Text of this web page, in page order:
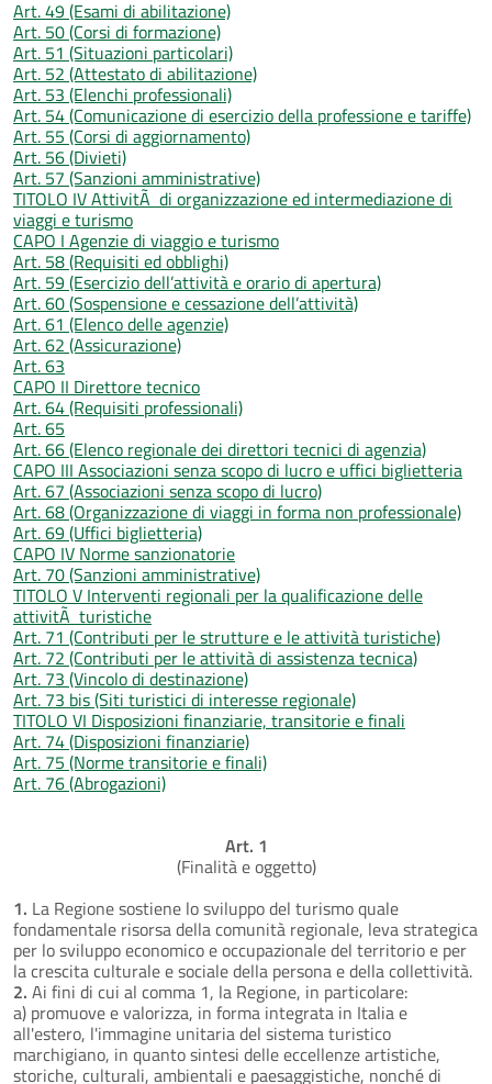
Art. 49 (Esami di abilitazione)
Art. 50 (Corsi di formazione)
Art. 51 (Situazioni particolari)
Art. 52 (Attestato di abilitazione)
Art. 53 (Elenchi professionali)
Art. 54 (Comunicazione di esercizio della professione e tariffe)
Art. 55 (Corsi di aggiornamento)
Art. 56 (Divieti)
Art. 57 (Sanzioni amministrative)
TITOLO IV AttivitÃ di organizzazione ed intermediazione di
viaggi e turismo
CAPO I Agenzie di viaggio e turismo
Art. 58 (Requisiti ed obblighi)
Art. 59 (Esercizio dell’attività e orario di apertura)
Art. 60 (Sospensione e cessazione dell’attività)
Art. 61 (Elenco delle agenzie)
Art. 62 (Assicurazione)
Art. 63
CAPO II Direttore tecnico
Art. 64 (Requisiti professionali)
Art. 65
Art. 66 (Elenco regionale dei direttori tecnici di agenzia)
CAPO III Associazioni senza scopo di lucro e uffici biglietteria
Art. 67 (Associazioni senza scopo di lucro)
Art. 68 (Organizzazione di viaggi in forma non professionale)
Art. 69 (Uffici biglietteria)
CAPO IV Norme sanzionatorie
Art. 70 (Sanzioni amministrative)
TITOLO V Interventi regionali per la qualificazione delle
attivitÃ turistiche
Art. 71 (Contributi per le strutture e le attività turistiche)
Art. 72 (Contributi per le attività di assistenza tecnica)
Art. 73 (Vincolo di destinazione)
Art. 73 bis (Siti turistici di interesse regionale)
TITOLO VI Disposizioni finanziarie, transitorie e finali
Art. 74 (Disposizioni finanziarie)
Art. 75 (Norme transitorie e finali)
Art. 76 (Abrogazioni)
Art. 1
(Finalità e oggetto)
1. La Regione sostiene lo sviluppo del turismo quale
fondamentale risorsa della comunità regionale, leva strategica
per lo sviluppo economico e occupazionale del territorio e per
la crescita culturale e sociale della persona e della collettività.
2. Ai fini di cui al comma 1, la Regione, in particolare:
a) promuove e valorizza, in forma integrata in Italia e
all'estero, l'immagine unitaria del sistema turistico
marchigiano, in quanto sintesi delle eccellenze artistiche,
storiche, culturali, ambientali e paesaggistiche, nonché di